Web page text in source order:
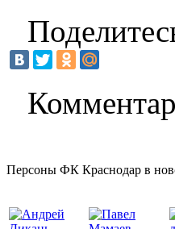
Персоны ФК Краснодар в